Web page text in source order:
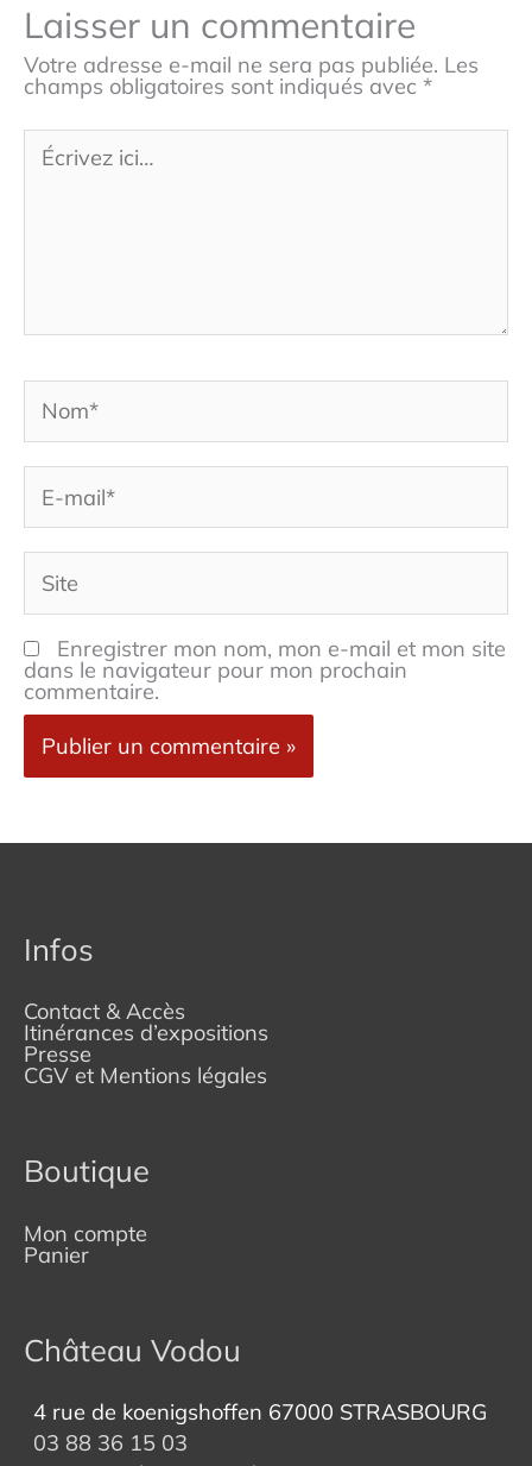
Laisser un commentaire
Votre adresse e-mail ne sera pas publiée. Les
champs obligatoires sont indiqués avec *
Écrivez
ici…
Nom*
E-
mail*
Site
Enregistrer mon nom, mon e-mail et mon site
dans le navigateur pour mon prochain
commentaire.
Infos
Contact & Accès
Itinérances d’expositions
Presse
CGV et Mentions légales
Boutique
Mon compte
Panier
Château Vodou
4 rue de koenigshoffen 67000 STRASBOURG
03 88 36 15 03